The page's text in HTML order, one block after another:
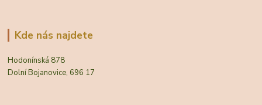
Kde nás najdete
Hodonínská 878
Dolní Bojanovice, 696 17